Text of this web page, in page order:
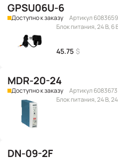
GPSU06U-6
Доступно к заказу
Артикул 6083659
Блок питания, 24 В, 6
45.75 $
MDR-20-24
Доступно к заказу
Артикул 6083673
Блок питания, 24 В,
DN-09-2F